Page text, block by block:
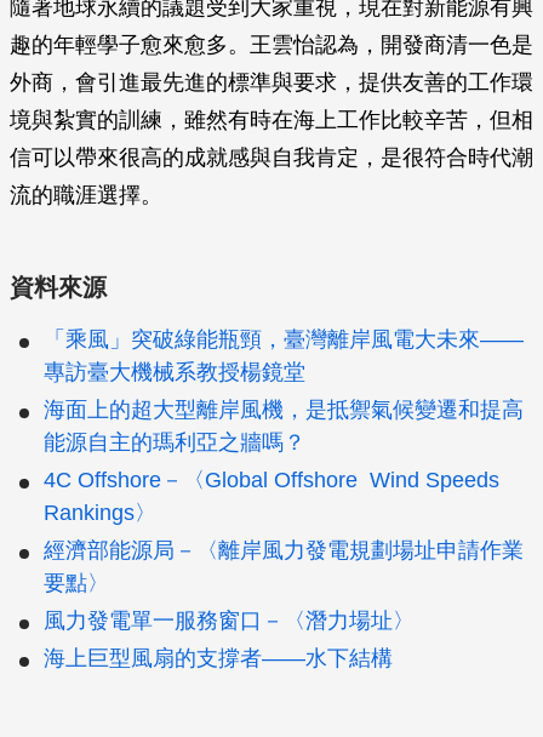
隨著地球永續的議題受到大家重視，現在對新能源有興
趣的年輕學子愈來愈多。王雲怡認為，開發商清一色是
外商，會引進最先進的標準與要求，提供友善的工作環
境與紮實的訓練，雖然有時在海上工作比較辛苦，但相
信可以帶來很高的成就感與自我肯定，是很符合時代潮
流的職涯選擇。
資料來源
「乘風」突破綠能瓶頸，臺灣離岸風電大未來——
專訪臺大機械系教授楊鏡堂
海面上的超大型離岸風機，是抵禦氣候變遷和提高
能源自主的瑪利亞之牆嗎？
4C Offshore－〈Global Offshore Wind Speeds
Rankings〉
經濟部能源局－〈離岸風力發電規劃場址申請作業
要點〉
風力發電單一服務窗口－〈潛力場址〉
海上巨型風扇的支撐者——水下結構